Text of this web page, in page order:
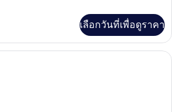
เลือกวันที่เพื่อดูราคา